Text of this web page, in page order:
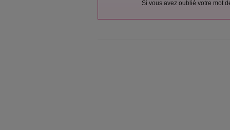
Si vous avez oublié votre mot